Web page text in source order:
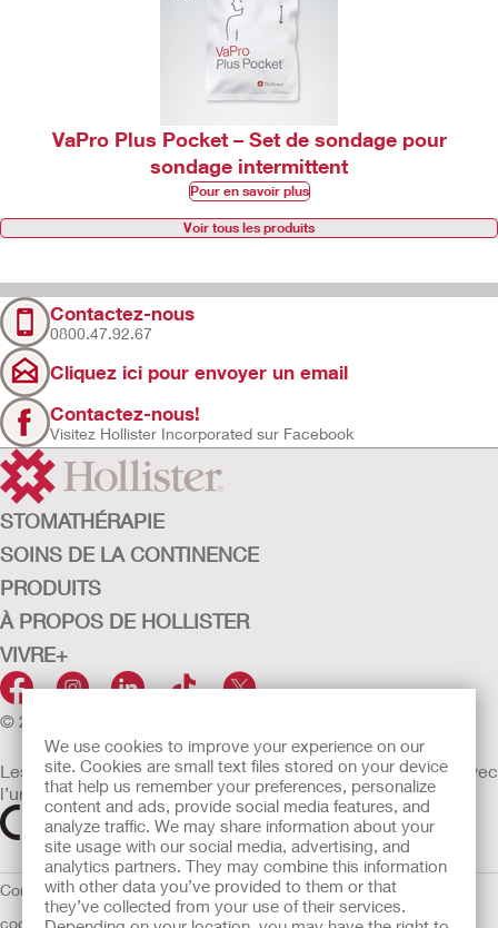
We use cookies to improve your experience on our
site. Cookies are small text files stored on your device
that help us remember your preferences, personalize
content and ads, provide social media features, and
analyze traffic. We may share information about your
site usage with our social media, advertising, and
analytics partners. They may combine this information
with other data you’ve provided to them or that
they’ve collected from your use of their services.
VaPro Plus Pocket – Set de sondage pour
sondage intermittent​
Pour en savoir plus
Voir tous les produits
Contactez-nous
0800.47.92.67
Cliquez ici pour envoyer un email
Contactez-nous!
Visitez Hollister Incorporated sur Facebook
STOMATHÉRAPIE
SOINS DE LA CONTINENCE
PRODUITS
À PROPOS DE HOLLISTER
VIVRE+
© 2026 Hollister Incorporated
Les dispositifs médicaux vendus dans l’UE sont marqués avec
l’un des symboles suivants selon le besoin
Conditions d'utilisation Politique de confidentialité Utilisation des
cookiesUE Avis au DénonciateurConditions générales de vente